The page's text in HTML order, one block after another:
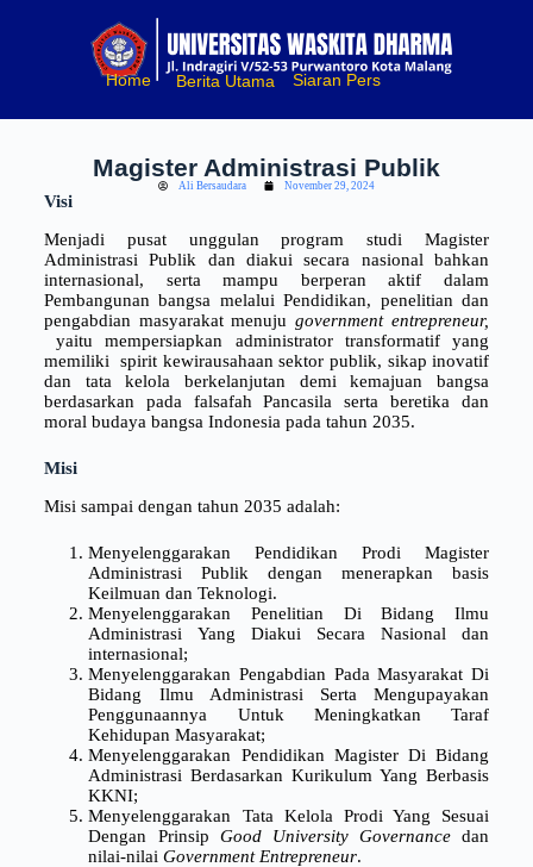
Home Berita Utama Siaran Pers
Magister Administrasi Publik
Ali Bersaudara November 29, 2024
Visi
Menjadi pusat unggulan program studi Magister
Administrasi Publik dan diakui secara nasional bahkan
internasional, serta mampu berperan aktif dalam
Pembangunan bangsa melalui Pendidikan, penelitian dan
pengabdian masyarakat menujugovernment entrepreneur,
yaitu mempersiapkan administrator transformatif yang
memiliki spirit kewirausahaan sektor publik, sikap inovatif
dan tata kelola berkelanjutan demi kemajuan bangsa
berdasarkan pada falsafah Pancasila serta beretika dan
moral budaya bangsa Indonesia pada tahun 2035.
Misi
Misi sampai dengan tahun 2035 adalah:
Menyelenggarakan Pendidikan Prodi Magister
Administrasi Publik dengan menerapkan basis
Keilmuan dan Teknologi.
Menyelenggarakan Penelitian Di Bidang Ilmu
Administrasi Yang Diakui Secara Nasional dan
internasional;
Menyelenggarakan Pengabdian Pada Masyarakat Di
Bidang Ilmu Administrasi Serta Mengupayakan
Penggunaannya Untuk Meningkatkan Taraf
Kehidupan Masyarakat;
Menyelenggarakan Pendidikan Magister Di Bidang
Administrasi Berdasarkan Kurikulum Yang Berbasis
KKNI;
Menyelenggarakan Tata Kelola Prodi Yang Sesuai
Dengan Prinsip Good University Governancedan
nilai-nilaiGovernment Entrepreneur.